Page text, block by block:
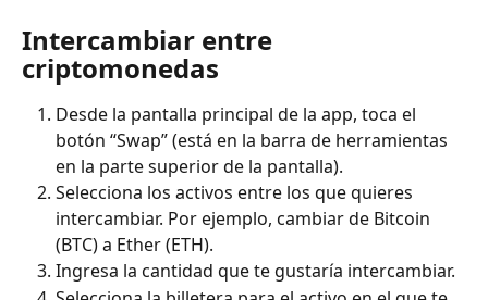
Intercambiar entre
criptomonedas
Desde la pantalla principal de la app, toca el
botón “Swap” (está en la barra de herramientas
en la parte superior de la pantalla).
Selecciona los activos entre los que quieres
intercambiar. Por ejemplo, cambiar de Bitcoin
(BTC) a Ether (ETH).
Ingresa la cantidad que te gustaría intercambiar.